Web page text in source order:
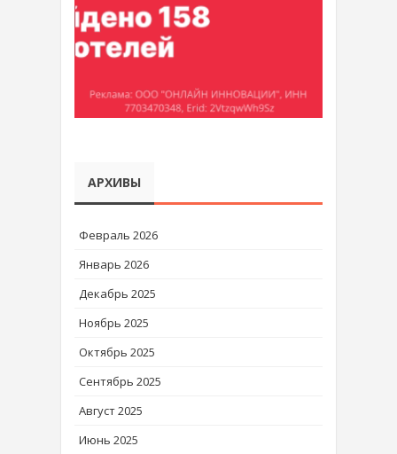
АРХИВЫ
Февраль 2026
Январь 2026
Декабрь 2025
Ноябрь 2025
Октябрь 2025
Сентябрь 2025
Август 2025
Июнь 2025